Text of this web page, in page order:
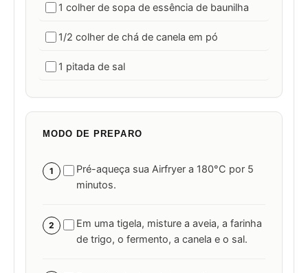
1 colher de sopa de essência de baunilha
1/2 colher de chá de canela em pó
1 pitada de sal
MODO DE PREPARO
1
Pré-aqueça sua Airfryer a 180°C por 5
minutos.
2
Em uma tigela, misture a aveia, a farinha
de trigo, o fermento, a canela e o sal.